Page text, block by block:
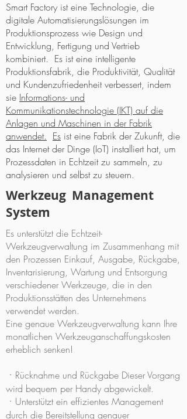
Smart Factory ist eine Technologie, die
digitale Automatisierungslösungen im
Produktionsprozess wie Design und
Entwicklung, Fertigung und Vertrieb
kombiniert. Es ist eine intelligente
Produktionsfabrik, die Produktivität, Qualität
und Kundenzufriedenheit verbessert, indem
sie Informations- und
Kommunikationstechnologie (IKT) auf die
Anlagen und Maschinen in der Fabrik
anwendet. Es ist eine Fabrik der Zukunft, die
das Internet der Dinge (IoT) installiert hat, um
Prozessdaten in Echtzeit zu sammeln, zu
analysieren und selbst zu steuern.
Werkzeug Management
System
Es unterstützt die Echtzeit-
Werkzeugverwaltung im Zusammenhang mit
den Prozessen Einkauf, Ausgabe, Rückgabe,
Inventarisierung, Wartung und Entsorgung
verschiedener Werkzeuge, die in den
Produktionsstätten des Unternehmens
verwendet werden.
Eine genaue Werkzeugverwaltung kann Ihre
monatlichen Werkzeuganschaffungskosten
erheblich senken!
ㆍRücknahme und Rückgabe Dieser Vorgang
wird bequem per Handy abgewickelt.
ㆍUnterstützt ein effizientes Management
durch die Bereitstellung genauer